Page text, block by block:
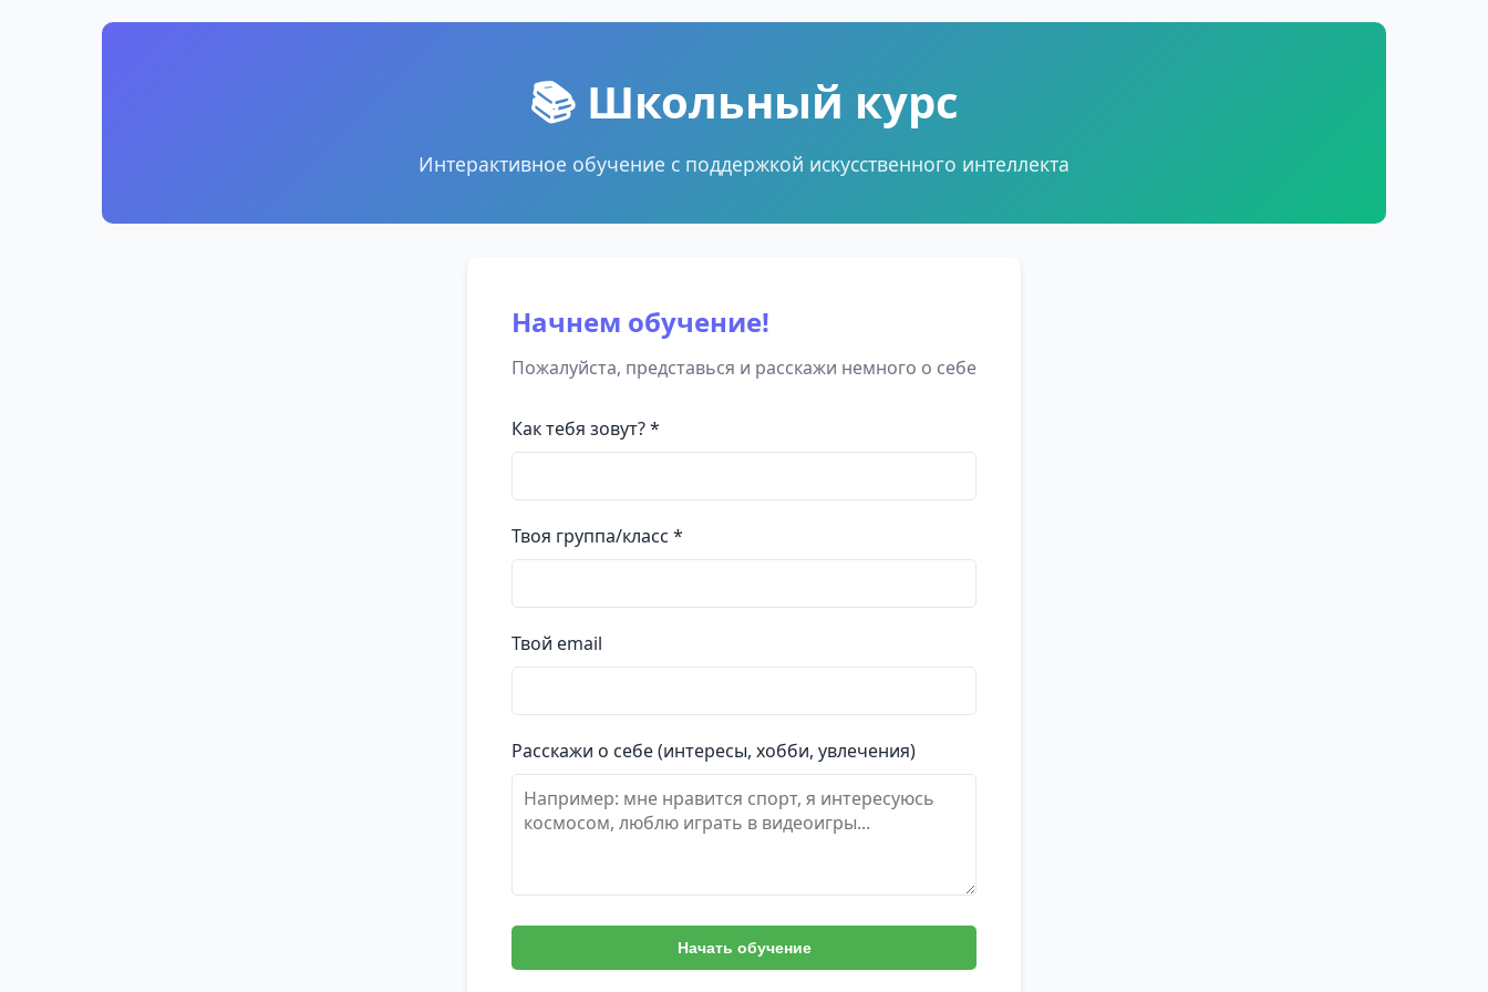
📚 Школьный курс
Интерактивное обучение с поддержкой искусственного интеллекта
Начнем обучение!
Пожалуйста, представься и расскажи немного о себе
Как тебя зовут? *
Твоя группа/класс *
Твой email
Расскажи о себе (интересы, хобби, увлечения)
Начать обучение